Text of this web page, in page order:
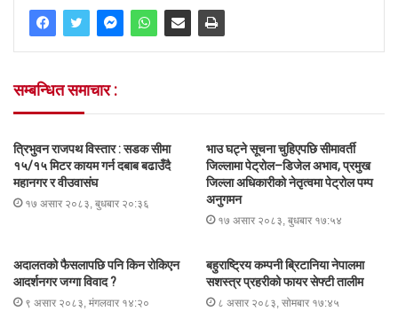
सम्बन्धित समाचार :
त्रिभुवन राजपथ विस्तार : सडक सीमा
१५/१५ मिटर कायम गर्न दबाब बढाउँदै
महानगर र वीउवासंघ
१७ असार २०८३, बुधबार २०:३६
भाउ घट्ने सूचना चुहिएपछि सीमावर्ती
जिल्लामा पेट्रोल–डिजेल अभाव, प्रमुख
जिल्ला अधिकारीको नेतृत्वमा पेट्रोल पम्प
अनुगमन
१७ असार २०८३, बुधबार १७:५४
अदालतको फैसलापछि पनि किन रोकिएन
आदर्शनगर जग्गा विवाद ?
९ असार २०८३, मंगलवार १४:२०
बहुराष्ट्रिय कम्पनी ब्रिटानिया नेपालमा
सशस्त्र प्रहरीको फायर सेफ्टी तालीम
८ असार २०८३, सोमबार १७:४५